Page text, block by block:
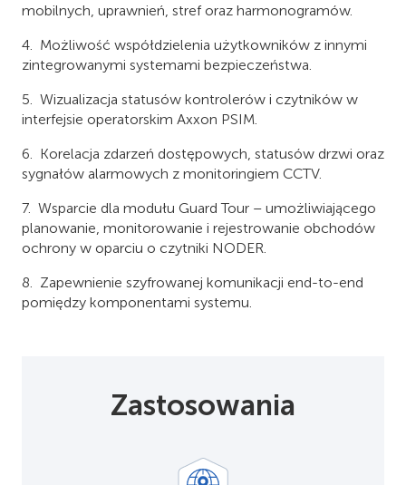
mobilnych, uprawnień, stref oraz harmonogramów.
Możliwość współdzielenia użytkowników z innymi
zintegrowanymi systemami bezpieczeństwa.
Wizualizacja statusów kontrolerów i czytników w
interfejsie operatorskim Axxon PSIM.
Korelacja zdarzeń dostępowych, statusów drzwi oraz
sygnałów alarmowych z monitoringiem CCTV.
Wsparcie dla modułu Guard Tour – umożliwiającego
planowanie, monitorowanie i rejestrowanie obchodów
ochrony w oparciu o czytniki NODER.
Zapewnienie szyfrowanej komunikacji end-to-end
pomiędzy komponentami systemu.
Zastosowania